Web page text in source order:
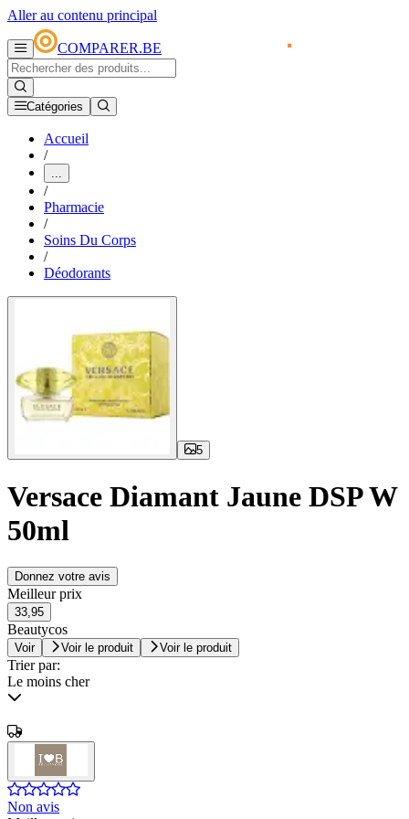
Aller au contenu principal
COMPARER.BE
Catégories
Accueil
/
...
/
Pharmacie
/
Soins Du Corps
/
Déodorants
5
Versace Diamant Jaune DSP W
50ml
Donnez votre avis
Meilleur prix
33,95
Beautycos
Voir Voir le produit Voir le produit
Trier par:
Le moins cher
Non avis